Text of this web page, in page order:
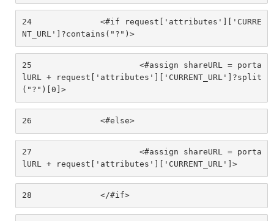
24
		<#if request['attributes']['CURRE
NT_URL']?contains("?")>
25
lURL + request['attributes']['CURRENT_URL']?split
("?")[0]>
26
		<#else>
27
lURL + request['attributes']['CURRENT_URL']>
28
		</#if>